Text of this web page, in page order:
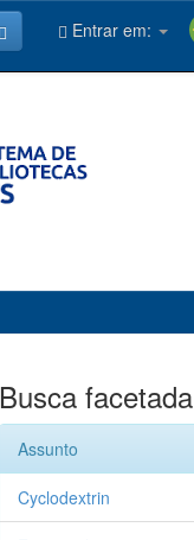
Entrar em:
Busca facetada
Assunto
Cyclodextrin